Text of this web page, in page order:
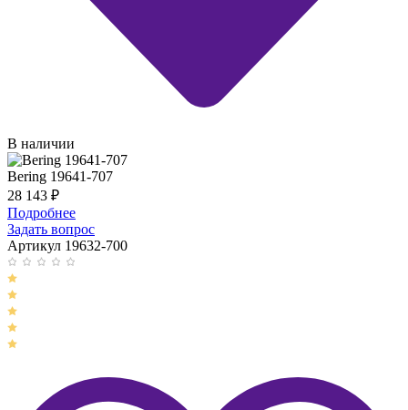
В наличии
Bering 19641-707
28 143 ₽
Подробнее
Задать вопрос
Артикул 19632-700